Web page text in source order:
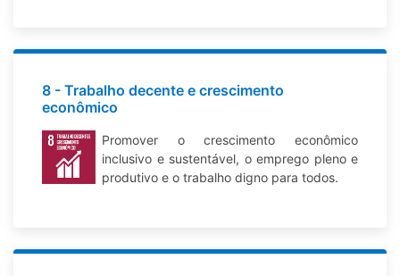
8 - Trabalho decente e crescimento
econômico
Promover o crescimento econômico
inclusivo e sustentável, o emprego pleno e
produtivo e o trabalho digno para todos.